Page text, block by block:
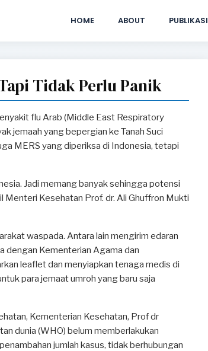
HOME ABOUT PUBLIKASI
Tidak Perlu Panik
flu Arab (Middle East Respiratory
jemaah yang bepergian ke Tanah Suci
MERS yang diperiksa di Indonesia, tetapi
Jadi memang banyak sehingga potensi
Menteri Kesehatan Prof. dr. Ali Ghuffron Mukti
waspada. Antara lain mengirim edaran
dengan Kementerian Agama dan
leaflet dan menyiapkan tenaga medis di
para jemaat umroh yang baru saja
Kementerian Kesehatan, Prof dr
dunia (WHO) belum memberlakukan
jumlah kasus, tidak berhubungan